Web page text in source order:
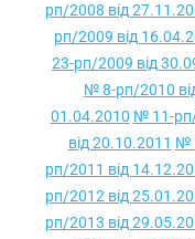
рп/2008 від
рп/2009 від
23-рп/2009 від
№ 8-рп/2010
01.04.2010 № 11-
від 20.10.2011 №
рп/2011 від
рп/2012 від
рп/2013 від